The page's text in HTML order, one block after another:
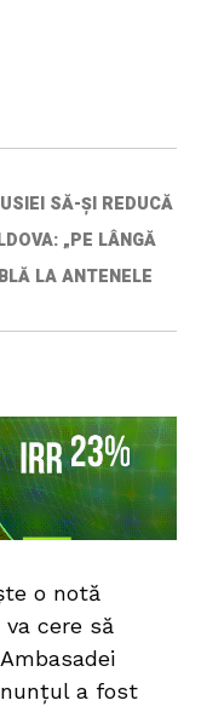
SĂ-ȘI REDUCĂ
„PE LÂNGĂ
LA ANTENELE
o notă
cere să
a fost